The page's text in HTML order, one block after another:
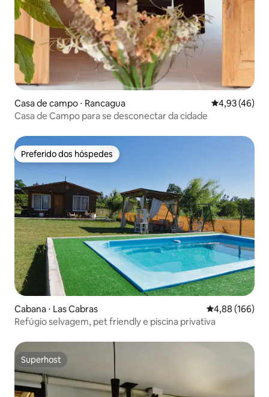
Casa de campo ⋅ Rancagua 4,93 de uma
4,93 (46)
Casa de Campo para se desconectar da cidade
Preferido dos hóspedes
Preferido dos hóspedes
Cabana ⋅ Las Cabras 4,88 de uma
4,88 (166)
Refúgio selvagem, pet friendly e piscina privativa
Superhost
Superhost